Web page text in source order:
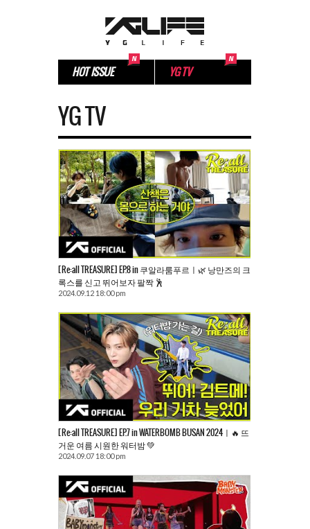
HOT ISSUE YG TV
YG TV
[Re:all TREASURE] EP.8 in 쿠알라룸푸르ㅣ🌿 낭만즈의 크
록스를 신고 뛰어보자 팔짝 🕺
2024.09.12 18:00 pm
[Re:all TREASURE] EP.7 in WATERBOMB BUSAN 2024ㅣ🔥 뜨
거운 여름 시원한 워터밤 💚
2024.09.07 18:00 pm